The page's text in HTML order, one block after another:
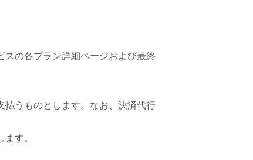
の各プラン詳細ページおよび最終
払うものとします。なお、決済代行
す。